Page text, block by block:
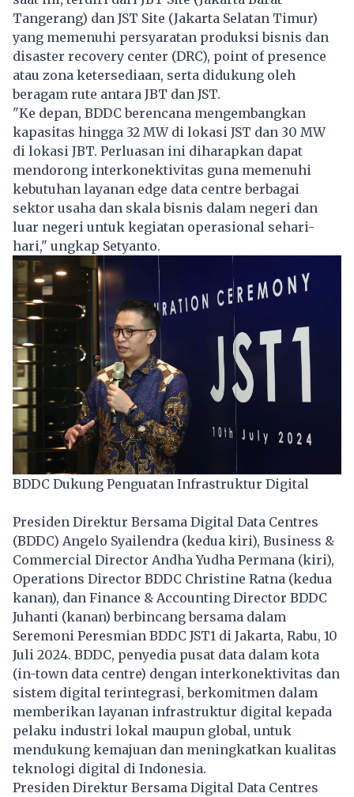
Tangerang) dan JST Site (Jakarta Selatan Timur)
yang memenuhi persyaratan produksi bisnis dan
disaster recovery center (DRC), point of presence
atau zona ketersediaan, serta didukung oleh
beragam rute antara JBT dan JST.
"Ke depan, BDDC berencana mengembangkan
kapasitas hingga 32 MW di lokasi JST dan 30 MW
di lokasi JBT. Perluasan ini diharapkan dapat
mendorong interkonektivitas guna memenuhi
kebutuhan layanan edge data centre berbagai
sektor usaha dan skala bisnis dalam negeri dan
luar negeri untuk kegiatan operasional sehari-
hari," ungkap Setyanto.
BDDC Dukung Penguatan Infrastruktur Digital
Presiden Direktur Bersama Digital Data Centres
(BDDC) Angelo Syailendra (kedua kiri), Business &
Commercial Director Andha Yudha Permana (kiri),
Operations Director BDDC Christine Ratna (kedua
kanan), dan Finance & Accounting Director BDDC
Juhanti (kanan) berbincang bersama dalam
Seremoni Peresmian BDDC JST1 di Jakarta, Rabu, 10
Juli 2024. BDDC, penyedia pusat data dalam kota
(in-town data centre) dengan interkonektivitas dan
sistem digital terintegrasi, berkomitmen dalam
memberikan layanan infrastruktur digital kepada
pelaku industri lokal maupun global, untuk
mendukung kemajuan dan meningkatkan kualitas
teknologi digital di Indonesia.
Presiden Direktur Bersama Digital Data Centres